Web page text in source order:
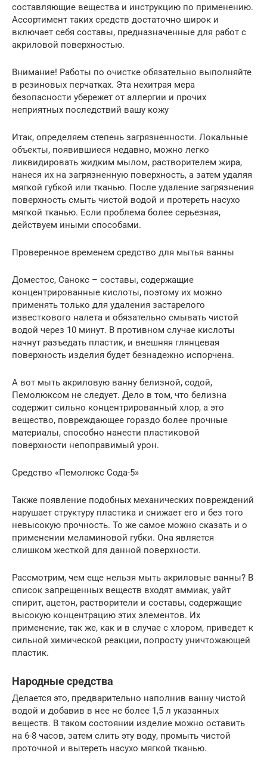
составляющие вещества и инструкцию по применению.
Ассортимент таких средств достаточно широк и
включает себя составы, предназначенные для работ с
акриловой поверхностью.
Внимание! Работы по очистке обязательно выполняйте
в резиновых перчатках. Эта нехитрая мера
безопасности убережет от аллергии и прочих
неприятных последствий вашу кожу
Итак, определяем степень загрязненности. Локальные
объекты, появившиеся недавно, можно легко
ликвидировать жидким мылом, растворителем жира,
нанеся их на загрязненную поверхность, а затем удаляя
мягкой губкой или тканью. После удаление загрязнения
поверхность смыть чистой водой и протереть насухо
мягкой тканью. Если проблема более серьезная,
действуем иными способами.
Проверенное временем средство для мытья ванны
Доместос, Санокс – составы, содержащие
концентрированные кислоты, поэтому их можно
применять только для удаления застарелого
известкового налета и обязательно смывать чистой
водой через 10 минут. В противном случае кислоты
начнут разъедать пластик, и внешняя глянцевая
поверхность изделия будет безнадежно испорчена.
А вот мыть акриловую ванну белизной, содой,
Пемолюксом не следует. Дело в том, что белизна
содержит сильно концентрированный хлор, а это
вещество, повреждающее гораздо более прочные
материалы, способно нанести пластиковой
поверхности непоправимый урон.
Средство «Пемолюкс Сода-5»
Также появление подобных механических повреждений
нарушает структуру пластика и снижает его и без того
невысокую прочность. То же самое можно сказать и о
применении меламиновой губки. Она является
слишком жесткой для данной поверхности.
Рассмотрим, чем еще нельзя мыть акриловые ванны? В
список запрещенных веществ входят аммиак, уайт
спирит, ацетон, растворители и составы, содержащие
высокую концентрацию этих элементов. Их
применение, так же, как и в случае с хлором, приведет к
сильной химической реакции, попросту уничтожающей
пластик.
Народные средства
Делается это, предварительно наполнив ванну чистой
водой и добавив в нее не более 1,5 л указанных
веществ. В таком состоянии изделие можно оставить
на 6-8 часов, затем слить эту воду, промыть чистой
проточной и вытереть насухо мягкой тканью.